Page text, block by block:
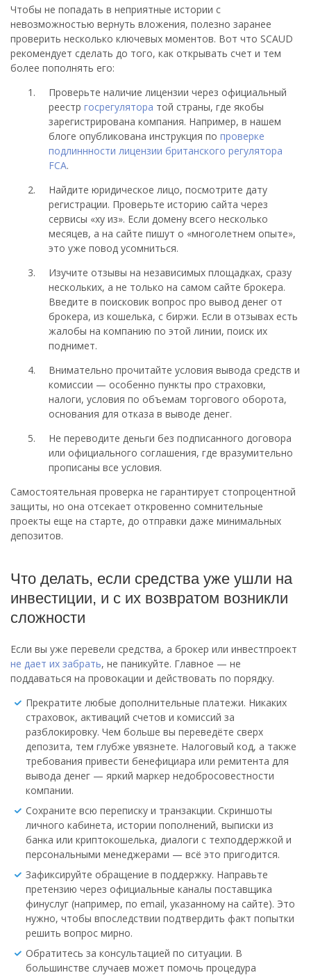
Чтобы не попадать в неприятные истории с
невозможностью вернуть вложения, полезно заранее
проверить несколько ключевых моментов. Вот что SCAUD
рекомендует сделать до того, как открывать счет и тем
более пополнять его:
Проверьте наличие лицензии через официальный
реестр госрегулятора той страны, где якобы
зарегистрирована компания. Например, в нашем
блоге опубликована инструкция по проверке
подлиннности лицензии британского регулятора
FCA.
Найдите юридическое лицо, посмотрите дату
регистрации. Проверьте историю сайта через
сервисы «ху из». Если домену всего несколько
месяцев, а на сайте пишут о «многолетнем опыте»,
это уже повод усомниться.
Изучите отзывы на независимых площадках, сразу
нескольких, а не только на самом сайте брокера.
Введите в поисковик вопрос про вывод денег от
брокера, из кошелька, с биржи. Если в отзывах есть
жалобы на компанию по этой линии, поиск их
поднимет.
Внимательно прочитайте условия вывода средств и
комиссии — особенно пункты про страховки,
налоги, условия по объемам торгового оборота,
основания для отказа в выводе денег.
Не переводите деньги без подписанного договора
или официального соглашения, где вразумительно
прописаны все условия.
Самостоятельная проверка не гарантирует стопроцентной
защиты, но она отсекает откровенно сомнительные
проекты еще на старте, до отправки даже минимальных
депозитов.
Что делать, если средства уже ушли на
инвестиции, и с их возвратом возникли
сложности
Если вы уже перевели средства, а брокер или инвестпроект
не дает их забрать, не паникуйте. Главное — не
поддаваться на провокации и действовать по порядку.
Прекратите любые дополнительные платежи. Никаких
страховок, активаций счетов и комиссий за
разблокировку. Чем больше вы переведёте сверх
депозита, тем глубже увязнете. Налоговый код, а также
требования привести бенефициара или ремитента для
вывода денег — яркий маркер недобросовестности
компании.
Сохраните всю переписку и транзакции. Скриншоты
личного кабинета, истории пополнений, выписки из
банка или криптокошелька, диалоги с техподдержкой и
персональными менеджерами — всё это пригодится.
Зафиксируйте обращение в поддержку. Направьте
претензию через официальные каналы поставщика
финуслуг (например, по email, указанному на сайте). Это
нужно, чтобы впоследствии подтвердить факт попытки
решить вопрос мирно.
Обратитесь за консультацией по ситуации. В
большинстве случаев может помочь процедура